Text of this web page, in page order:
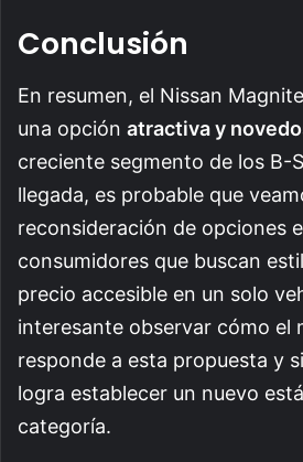
Conclusión
En resumen, el Nissan
una opción atractiva y
creciente segmento de los B-
llegada, es probable que
reconsideración de opciones
consumidores que buscan
precio accesible en un solo
interesante observar cómo el
responde a esta propuesta y
logra establecer un nuevo
categoría.